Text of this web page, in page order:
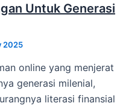
Untuk Generasi
2025
online yang menjerat
generasi milenial,
literasi finansial